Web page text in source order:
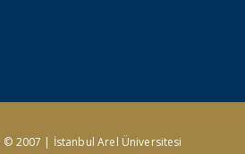
© 2007 | İstanbul Arel Üniversitesi